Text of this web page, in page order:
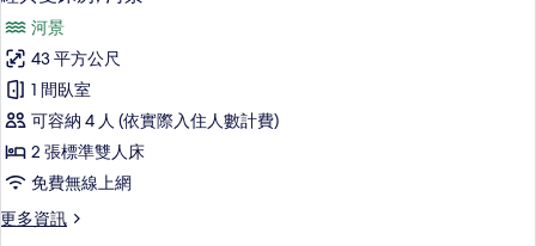
詳
情
示
經
典
雙
床
房,
河
景
河景
43 平方公尺
1 間臥室
可容納 4 人 (依實際入住人數計費)
2 張標準雙人床
免費無線上網
更多資訊
更